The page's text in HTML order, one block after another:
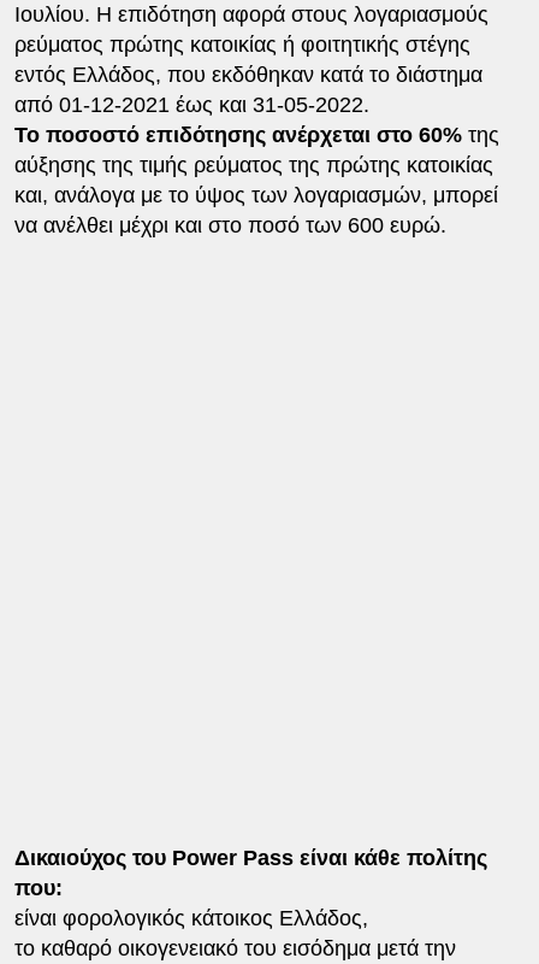
Ιουλίου. Η επιδότηση αφορά στους λογαριασμούς
ρεύματος πρώτης κατοικίας ή φοιτητικής στέγης
εντός Ελλάδος, που εκδόθηκαν κατά το διάστημα
από 01-12-2021 έως και 31-05-2022.
Το ποσοστό επιδότησης ανέρχεται στο 60%της
αύξησης της τιμής ρεύματος της πρώτης κατοικίας
και, ανάλογα με το ύψος των λογαριασμών, μπορεί
να ανέλθει μέχρι και στο ποσό των 600 ευρώ.
Δικαιούχος του Power Pass είναι κάθε πολίτης
που:
είναι φορολογικός κάτοικος Ελλάδος,
το καθαρό οικογενειακό του εισόδημα μετά την